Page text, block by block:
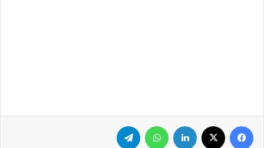
فيسبوك لينكدإن واتساب